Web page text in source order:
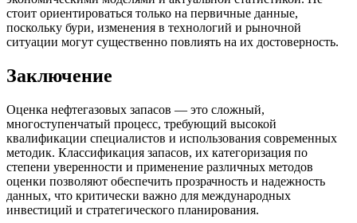
стоит ориентироваться только на первичные данные,
поскольку бури, изменения в технологий и рыночной
ситуации могут существенно повлиять на их достоверность.
Заключение
Оценка нефтегазовых запасов — это сложный,
многоступенчатый процесс, требующий высокой
квалификации специалистов и использования современных
методик. Классификация запасов, их категоризация по
степени уверенности и применение различных методов
оценки позволяют обеспечить прозрачность и надежность
данных, что критически важно для международных
инвестиций и стратегического планирования.